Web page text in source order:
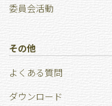
委員会活動
その他
よくある質問
ダウンロード